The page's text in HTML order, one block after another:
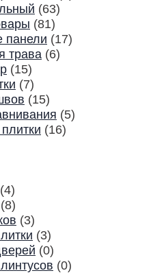
(63)
(81)
панели (17)
трава (6)
(15)
(7)
(15)
(5)
(16)
(4)
(8)
(3)
(3)
(0)
(0)